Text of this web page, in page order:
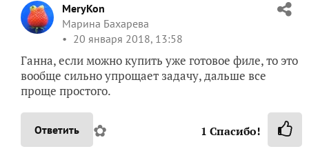
MeryKon
Марина Бахарева
20 января 2018, 13:58
Ганна, если можно купить уже готовое филе, то это
вообще сильно упрощает задачу, дальше все
проще простого.
Ответить ✿ 1 Спасибо!